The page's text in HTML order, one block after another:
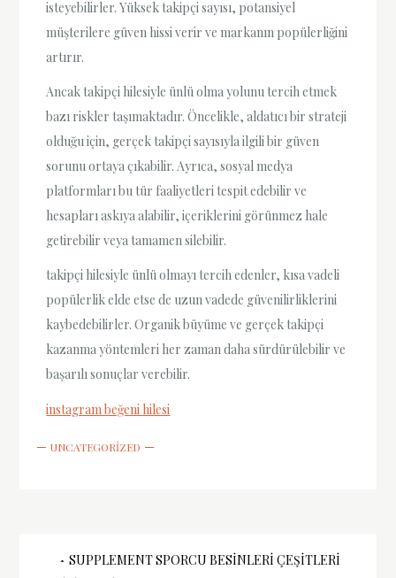
isteyebilirler. Yüksek takipçi sayısı, potansiyel
müşterilere güven hissi verir ve markanın popülerliğini
artırır.
Ancak takipçi hilesiyle ünlü olma yolunu tercih etmek
bazı riskler taşımaktadır. Öncelikle, aldatıcı bir strateji
olduğu için, gerçek takipçi sayısıyla ilgili bir güven
sorunu ortaya çıkabilir. Ayrıca, sosyal medya
platformları bu tür faaliyetleri tespit edebilir ve
hesapları askıya alabilir, içeriklerini görünmez hale
getirebilir veya tamamen silebilir.
takipçi hilesiyle ünlü olmayı tercih edenler, kısa vadeli
popülerlik elde etse de uzun vadede güvenilirliklerini
kaybedebilirler. Organik büyüme ve gerçek takipçi
kazanma yöntemleri her zaman daha sürdürülebilir ve
başarılı sonuçlar verebilir.
instagram beğeni hilesi
UNCATEGORIZED
SUPPLEMENT SPORCU BESINLERI ÇEŞITLERI